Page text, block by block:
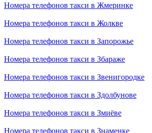
Номера телефонов такси в Жмеринке
Номера телефонов такси в Жолкве
Номера телефонов такси в Запорожье
Номера телефонов такси в Збараже
Номера телефонов такси в Звенигородке
Номера телефонов такси в Здолбунове
Номера телефонов такси в Змиёве
Номера телефонов такси в Знаменке